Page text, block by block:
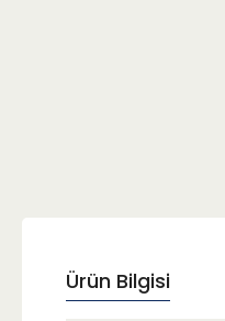
Ürün Bilgisi